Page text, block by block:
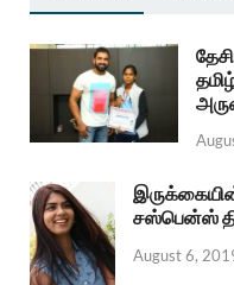
சஸ்பென்ஸ்
August 6,